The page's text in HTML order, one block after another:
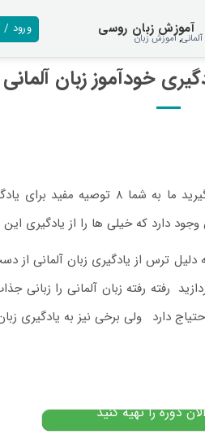
آموزش زبان روسی ورود /
آلمانی,آموزش زبان
اگر میخواهید زبان آلمانی را به صورت خودآموز
دارد که خیلی ها را از یادگیری
ترس از یادگیری زبان آلمانی از
رفته رفته زبان آلمانی را زبانی
دارد ولی برخی نیز به یادگیری
دوره را تهیه کنید